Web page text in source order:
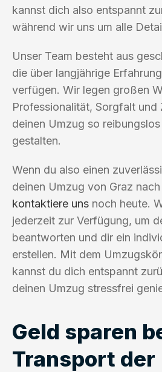
kannst dich also entspannt
während wir uns um alle
Unser Team besteht aus
die über langjährige
verfügen. Wir legen großen
Professionalität, Sorgfalt und
deinen Umzug so
gestalten.
Wenn du also einen
deinen Umzug von Graz
kontaktiere uns noch heute.
jederzeit zur Verfügung, um
beantworten und dir ein
erstellen. Mit dem
kannst du dich entspannt
deinen Umzug stressfrei
Geld sparen
Transport der